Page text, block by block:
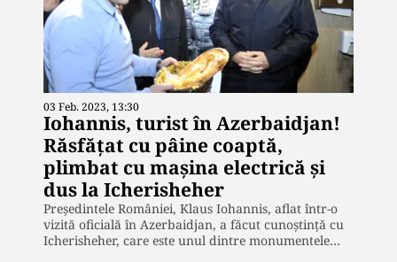
03 Feb. 2023, 13:30
Iohannis, turist în Azerbaidjan!
Răsfățat cu pâine coaptă,
plimbat cu mașina electrică și
dus la Icherisheher
Președintele României, Klaus Iohannis, aflat într-o
vizită oficială în Azerbaidjan, a făcut cunoștință cu
Icherisheher, care este unul dintre monumentele…